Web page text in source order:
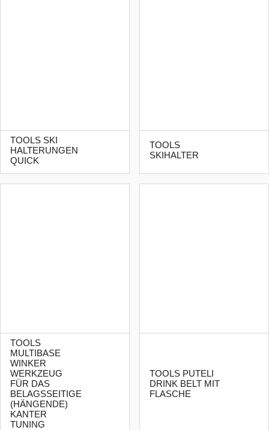
TOOLS SKI
HALTERUNGEN
QUICK
TOOLS
SKIHALTER
TOOLS
MULTIBASE
WINKER
WERKZEUG
FÜR DAS
BELAGSSEITIGE
(HÄNGENDE)
KANTER
TUNING
TOOLS PUTELI
DRINK BELT MIT
FLASCHE